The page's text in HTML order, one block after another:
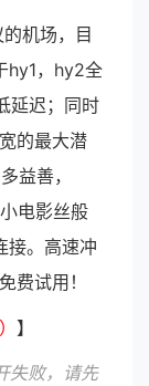
机场，目
hy1，hy2全
延迟；同时
的最大潜
益善，
电影丝般
接。高速冲
费试用！
】
失败，请先